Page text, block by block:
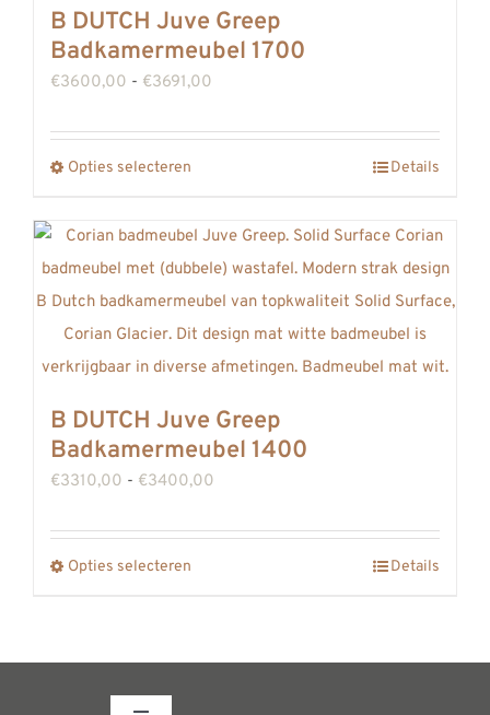
gekozen
de
B DUTCH Juve Greep
Badkamermeubel 1700
€3600,00 - €3691,00
tot
Opties selecteren
heeft
meerdere
variaties.
Deze
optie
gekozen
de
Details
B DUTCH Juve Greep
Badkamermeubel 1400
€3310,00 - €3400,00
tot
Opties selecteren
meerdere
Details